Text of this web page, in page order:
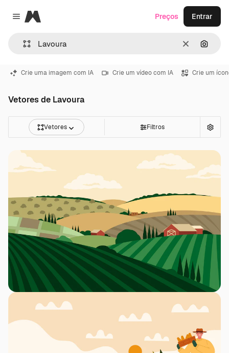
Close menu
Magnific
Limpar
Preços Entrar
Crie uma imagem com IA Crie um vídeo com IA Crie um
Vetores de Lavoura
Vetores Filtros